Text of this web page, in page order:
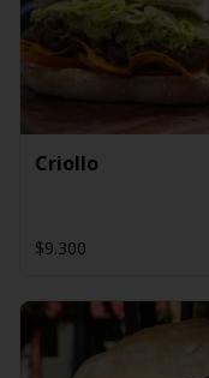
Criollo
$9.300